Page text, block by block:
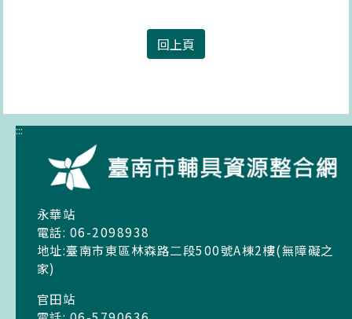
回上頁
:::
永華站
電話: 06-2098938
地址:臺南市東區林森路二段500號A棟2樓(無障礙之
家)
官田站